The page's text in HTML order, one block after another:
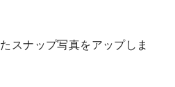
スナップ写真をアップしま